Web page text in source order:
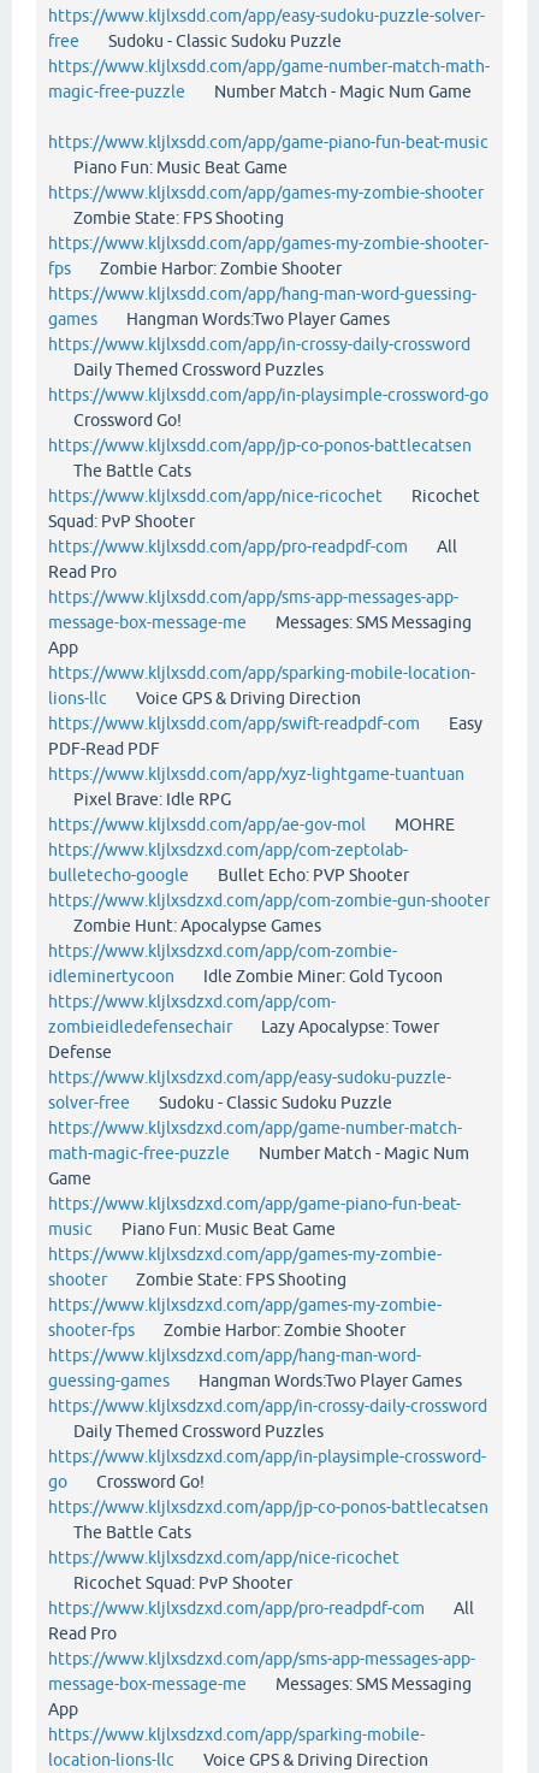
https://www.kljlxsdd.com/app/easy-sudoku-puzzle-solver-
free Sudoku - Classic Sudoku Puzzle
https://www.kljlxsdd.com/app/game-number-match-math-
magic-free-puzzle Number Match - Magic Num Game
https://www.kljlxsdd.com/app/game-piano-fun-beat-music
Piano Fun: Music Beat Game
https://www.kljlxsdd.com/app/games-my-zombie-shooter
Zombie State: FPS Shooting
https://www.kljlxsdd.com/app/games-my-zombie-shooter-
fps Zombie Harbor: Zombie Shooter
https://www.kljlxsdd.com/app/hang-man-word-guessing-
games Hangman Words:Two Player Games
https://www.kljlxsdd.com/app/in-crossy-daily-crossword
Daily Themed Crossword Puzzles
https://www.kljlxsdd.com/app/in-playsimple-crossword-go
Crossword Go!
https://www.kljlxsdd.com/app/jp-co-ponos-battlecatsen
The Battle Cats
https://www.kljlxsdd.com/app/nice-ricochet Ricochet
Squad: PvP Shooter
https://www.kljlxsdd.com/app/pro-readpdf-com All
Read Pro
https://www.kljlxsdd.com/app/sms-app-messages-app-
message-box-message-me Messages: SMS Messaging
App
https://www.kljlxsdd.com/app/sparking-mobile-location-
lions-llc Voice GPS & Driving Direction
https://www.kljlxsdd.com/app/swift-readpdf-com Easy
PDF-Read PDF
https://www.kljlxsdd.com/app/xyz-lightgame-tuantuan
Pixel Brave: Idle RPG
https://www.kljlxsdd.com/app/ae-gov-mol MOHRE
https://www.kljlxsdzxd.com/app/com-zeptolab-
bulletecho-google Bullet Echo: PVP Shooter
https://www.kljlxsdzxd.com/app/com-zombie-gun-shooter
Zombie Hunt: Apocalypse Games
https://www.kljlxsdzxd.com/app/com-zombie-
idleminertycoon Idle Zombie Miner: Gold Tycoon
https://www.kljlxsdzxd.com/app/com-
zombieidledefensechairLazy Apocalypse: Tower
Defense
https://www.kljlxsdzxd.com/app/easy-sudoku-puzzle-
solver-free Sudoku - Classic Sudoku Puzzle
https://www.kljlxsdzxd.com/app/game-number-match-
math-magic-free-puzzle Number Match - Magic Num
Game
https://www.kljlxsdzxd.com/app/game-piano-fun-beat-
music Piano Fun: Music Beat Game
https://www.kljlxsdzxd.com/app/games-my-zombie-
shooterZombie State: FPS Shooting
https://www.kljlxsdzxd.com/app/games-my-zombie-
shooter-fps Zombie Harbor: Zombie Shooter
https://www.kljlxsdzxd.com/app/hang-man-word-
guessing-games Hangman Words:Two Player Games
https://www.kljlxsdzxd.com/app/in-crossy-daily-crossword
Daily Themed Crossword Puzzles
https://www.kljlxsdzxd.com/app/in-playsimple-crossword-
go Crossword Go!
https://www.kljlxsdzxd.com/app/jp-co-ponos-battlecatsen
The Battle Cats
https://www.kljlxsdzxd.com/app/nice-ricochet
Ricochet Squad: PvP Shooter
https://www.kljlxsdzxd.com/app/pro-readpdf-com All
Read Pro
https://www.kljlxsdzxd.com/app/sms-app-messages-app-
message-box-message-me Messages: SMS Messaging
App
https://www.kljlxsdzxd.com/app/sparking-mobile-
location-lions-llc Voice GPS & Driving Direction